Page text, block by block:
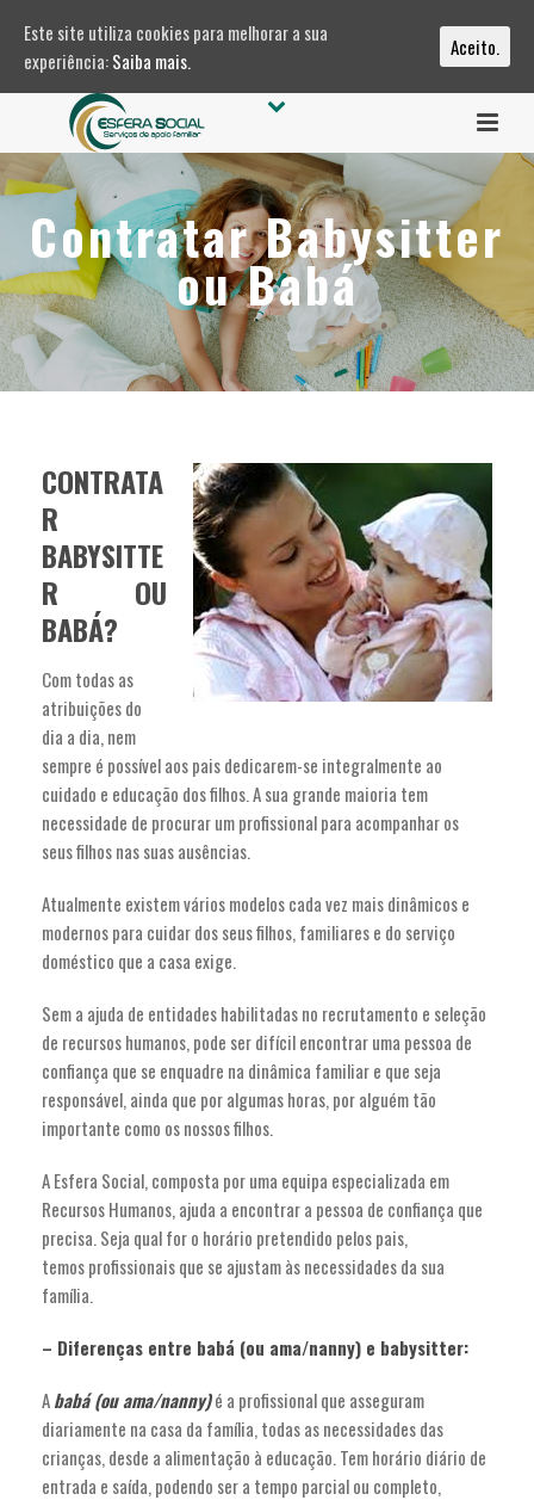
Contratar Babysitter
ou Babá
CONTRATA
R
BABYSITTE
R OU
BABÁ?
Com todas as
atribuições do
dia a dia, nem
sempre é possível aos pais dedicarem-se integralmente ao
cuidado e educação dos filhos. A sua grande maioria tem
necessidade de procurar um profissional para acompanhar os
seus filhos nas suas ausências.
Atualmente existem vários modelos cada vez mais dinâmicos e
modernos para cuidar dos seus filhos, familiares e do serviço
doméstico que a casa exige.
Sem a ajuda de entidades habilitadas no recrutamento e seleção
de recursos humanos, pode ser difícil encontrar uma pessoa de
confiança que se enquadre na dinâmica familiar e que seja
responsável, ainda que por algumas horas, por alguém tão
importante como os nossos filhos.
A Esfera Social, composta por uma equipa especializada em
Recursos Humanos, ajuda a encontrar a pessoa de confiança que
precisa. Seja qual for o horário pretendido pelos pais,
temos profissionais que se ajustam às necessidades da sua
família.
– Diferenças entre babá (ou ama/nanny) e babysitter:
Ababá (ou ama/nanny)é a profissional que asseguram
diariamente na casa da família, todas as necessidades das
crianças, desde a alimentação à educação. Tem horário diário de
entrada e saída, podendo ser a tempo parcial ou completo,
Este site utiliza cookies para melhorar a sua
experiência:Saiba mais.
Aceito.